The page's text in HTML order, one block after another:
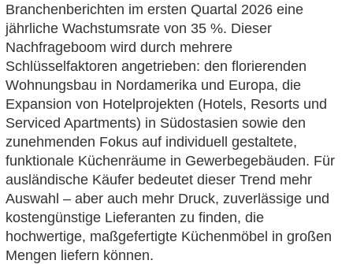
Branchenberichten im ersten Quartal 2026 eine
jährliche Wachstumsrate von 35 %. Dieser
Nachfrageboom wird durch mehrere
Schlüsselfaktoren angetrieben: den florierenden
Wohnungsbau in Nordamerika und Europa, die
Expansion von Hotelprojekten (Hotels, Resorts und
Serviced Apartments) in Südostasien sowie den
zunehmenden Fokus auf individuell gestaltete,
funktionale Küchenräume in Gewerbegebäuden. Für
ausländische Käufer bedeutet dieser Trend mehr
Auswahl – aber auch mehr Druck, zuverlässige und
kostengünstige Lieferanten zu finden, die
hochwertige, maßgefertigte Küchenmöbel in großen
Mengen liefern können.